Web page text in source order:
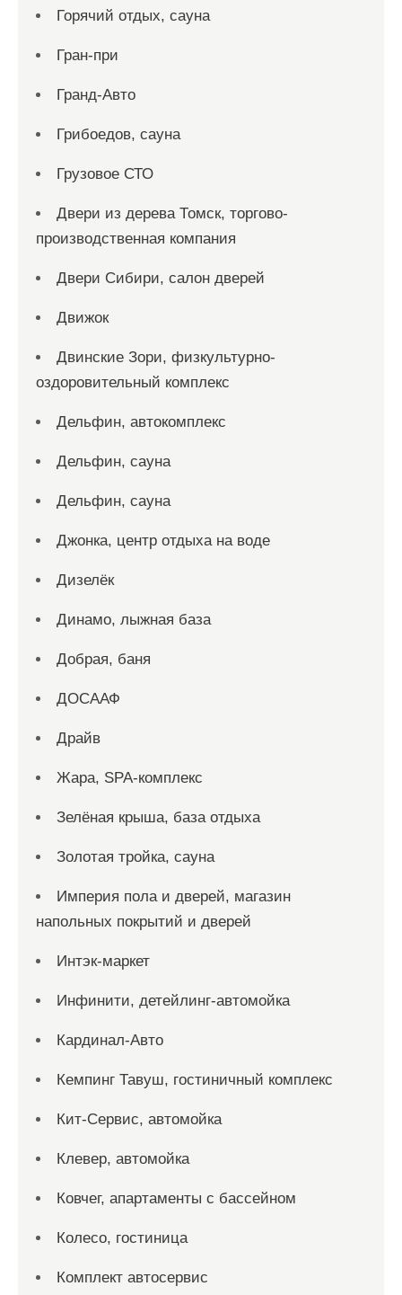
Горячий отдых, сауна
Гран-при
Гранд-Авто
Грибоедов, сауна
Грузовое СТО
Двери из дерева Томск, торгово-
производственная компания
Двери Сибири, салон дверей
Движок
Двинские Зори, физкультурно-
оздоровительный комплекс
Дельфин, автокомплекс
Дельфин, сауна
Дельфин, сауна
Джонка, центр отдыха на воде
Дизелёк
Динамо, лыжная база
Добрая, баня
ДОСААФ
Драйв
Жара, SPA-комплекс
Зелёная крыша, база отдыха
Золотая тройка, сауна
Империя пола и дверей, магазин
напольных покрытий и дверей
Интэк-маркет
Инфинити, детейлинг-автомойка
Кардинал-Авто
Кемпинг Тавуш, гостиничный комплекс
Кит-Сервис, автомойка
Клевер, автомойка
Ковчег, апартаменты с бассейном
Колесо, гостиница
Комплект автосервис